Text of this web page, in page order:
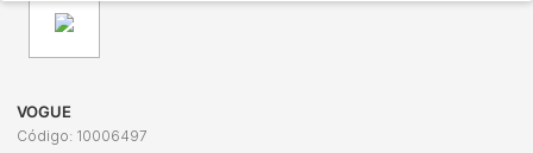
VOGUE
Código: 10006497